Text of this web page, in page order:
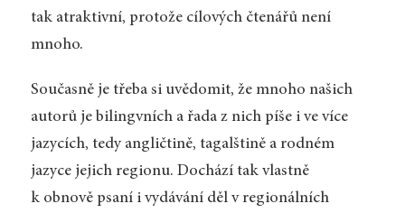
tak atraktivní, protože cílových čtenářů není
mnoho.
Současně je třeba si uvědomit, že mnoho našich
autorů je bilingvních a řada z nich píše i ve více
jazycích, tedy angličtině, tagalštině a rodném
jazyce jejich regionu. Dochází tak vlastně
k obnově psaní i vydávání děl v regionálních